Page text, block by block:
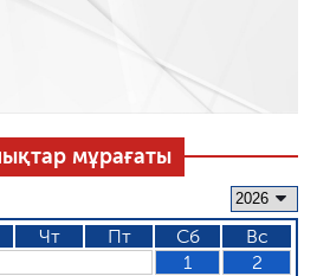
мұрағаты
Чт Пт Сб
Вс
1
2